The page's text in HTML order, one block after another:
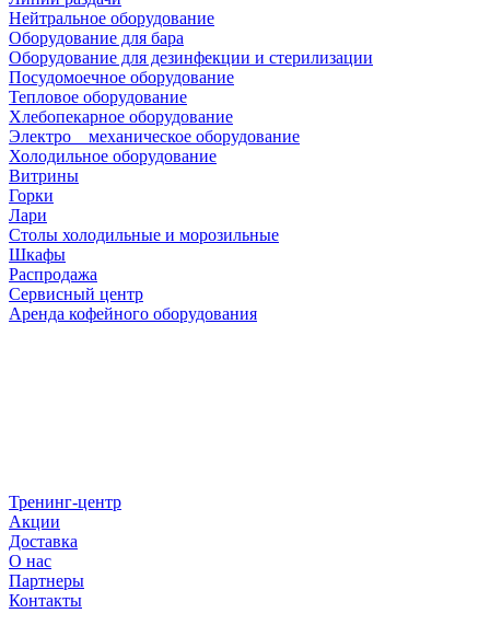
Нейтральное оборудование
Оборудование для бара
Оборудование для дезинфекции и стерилизации
Посудомоечное оборудование
Тепловое оборудование
Хлебопекарное оборудование
Электро _ механическое оборудование
Холодильное оборудование
Витрины
Горки
Лари
Столы холодильные и морозильные
Шкафы
Распродажа
Сервисный центр
Аренда кофейного оборудования
Тренинг-центр
Акции
Доставка
О нас
Партнеры
Контакты